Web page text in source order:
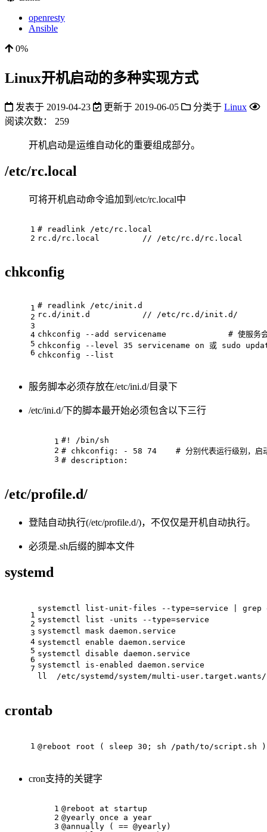
openresty
Ansible
0%
Linux开机启动的多种实现方式
发表于 2019-04-23 更新于 2019-06-05 分类于 Linux
阅读次数：
259
开机启动是运维自动化的重要组成部分。
/etc/rc.local
可将开机启动命令追加到/etc/rc.local中
1
2
# readlink /etc/rc.local
rc.d/rc.local         // /etc/rc.d/rc.local
chkconfig
1
2
3
4
5
6
# readlink /etc/init.d
rc.d/init.d           // /etc/rc.d/init.d/
chkconfig --add servicename             # 使服务会
chkconfig --level 35 servicename on 或 sudo
chkconfig --list
服务脚本必须存放在/etc/ini.d/目录下
/etc/ini.d/下的脚本最开始必须包含以下三行
1
2
3
#! /bin/sh
# chkconfig: - 58 74    # 分别代表运行级别，启动优
# description:
/etc/profile.d/
登陆自动执行(/etc/profile.d/)，不仅仅是开机自动执行。
必须是.sh后缀的脚本文件
systemd
1
2
3
4
5
6
7
systemctl list-unit-files --type=service | grep
systemctl list -units --type=service
systemctl mask daemon.service
systemctl enable daemon.service
systemctl disable daemon.service
systemctl is-enabled daemon.service
ll  /etc/systemd/system/multi-
crontab
1 @reboot root ( sleep 30; sh /path/to/script.sh )    #
cron支持的关键字
1
2
3
@reboot at startup
@yearly once a year
@annually ( == @yearly)